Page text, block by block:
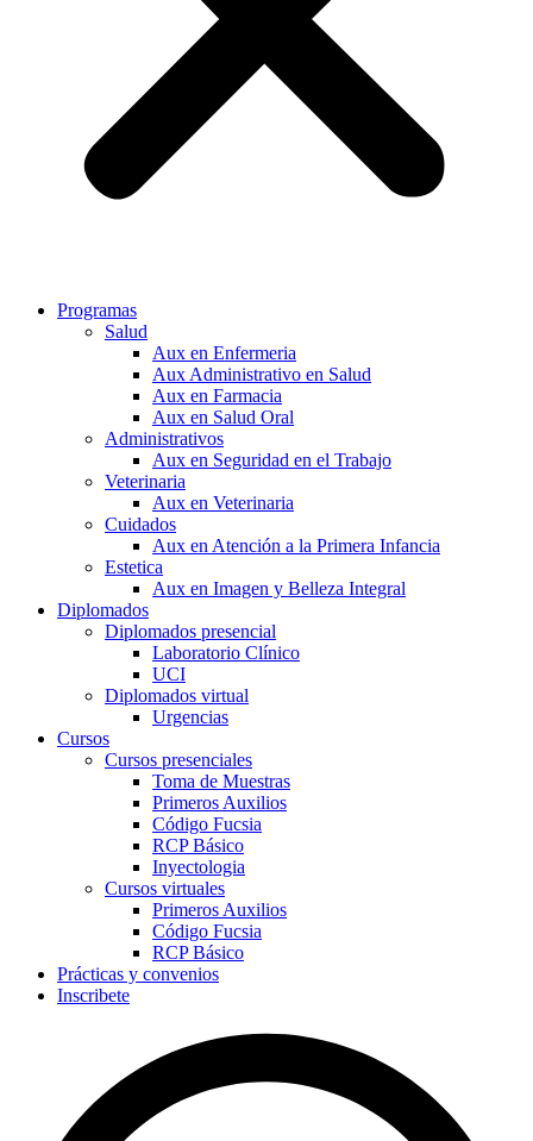
Programas
Salud
Aux en Enfermeria
Aux Administrativo en Salud
Aux en Farmacia
Aux en Salud Oral
Administrativos
Aux en Seguridad en el Trabajo
Veterinaria
Aux en Veterinaria
Cuidados
Aux en Atención a la Primera Infancia
Estetica
Aux en Imagen y Belleza Integral
Diplomados
Diplomados presencial
Laboratorio Clínico
UCI
Diplomados virtual
Urgencias
Cursos
Cursos presenciales
Toma de Muestras
Primeros Auxilios
Código Fucsia
RCP Básico
Inyectologia
Cursos virtuales
Primeros Auxilios
Código Fucsia
RCP Básico
Prácticas y convenios
Inscribete